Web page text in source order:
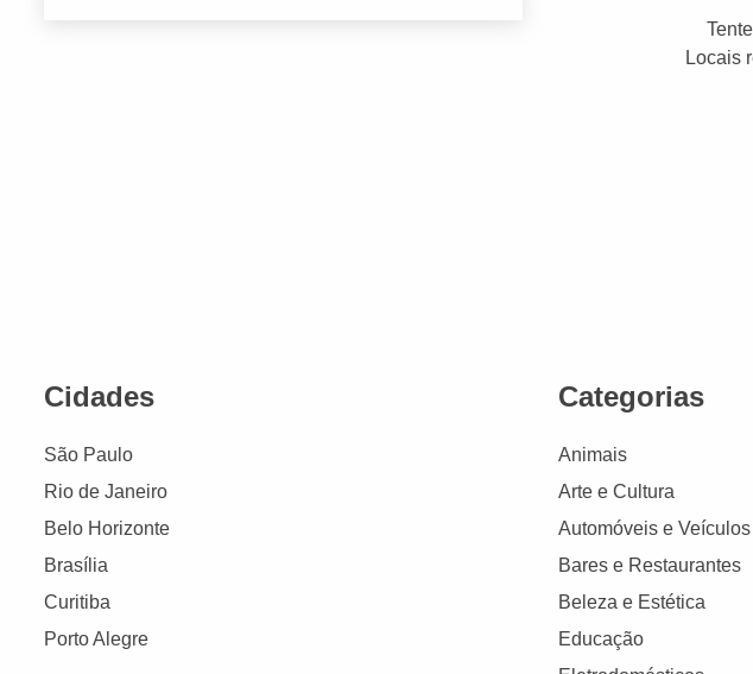
Locais
Cidades
São Paulo
Rio de Janeiro
Belo Horizonte
Brasília
Curitiba
Porto Alegre
Categorias
Animais
Arte e Cultura
Automóveis e Veículos
Bares e Restaurantes
Beleza e Estética
Educação